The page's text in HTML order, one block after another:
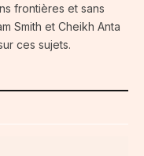
frontières et sans
Smith et Cheikh Anta
ces sujets.